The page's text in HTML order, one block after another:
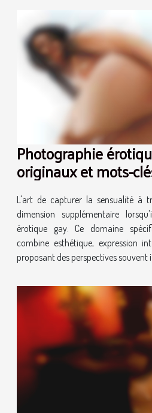
Photographie
originaux et mots-
un référencement
L'art de capturer la sensualité à
dimension supplémentaire
érotique gay. Ce domaine
combine esthétique, expression
proposant des perspectives souvent